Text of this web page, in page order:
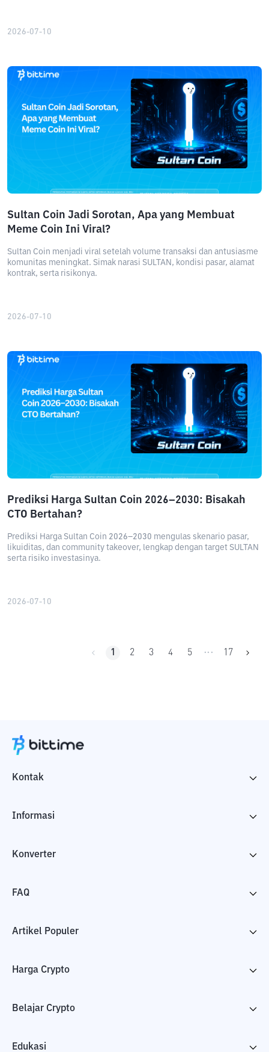
2026-07-10
Sultan Coin Jadi Sorotan, Apa yang Membuat
Meme Coin Ini Viral?
Sultan Coin menjadi viral setelah volume transaksi dan antusiasme
komunitas meningkat. Simak narasi SULTAN, kondisi pasar, alamat
kontrak, serta risikonya.
2026-07-10
Prediksi Harga Sultan Coin 2026–2030: Bisakah
CTO Bertahan?
Prediksi Harga Sultan Coin 2026–2030 mengulas skenario pasar,
likuiditas, dan community takeover, lengkap dengan target SULTAN
serta risiko investasinya.
2026-07-10
1 2 3 4 5 ••• 17
Kontak
Informasi
Konverter
FAQ
Artikel Populer
Harga Crypto
Belajar Crypto
Edukasi